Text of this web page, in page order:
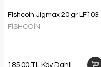
Fishcoin Jigmax 20 gr LF103
FİSHCOİN
185,00 TL Kdv Dahil